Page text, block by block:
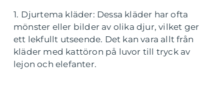
1. Djurtema kläder: Dessa kläder har ofta
mönster eller bilder av olika djur, vilket ger
ett lekfullt utseende. Det kan vara allt från
kläder med kattöron på luvor till tryck av
lejon och elefanter.